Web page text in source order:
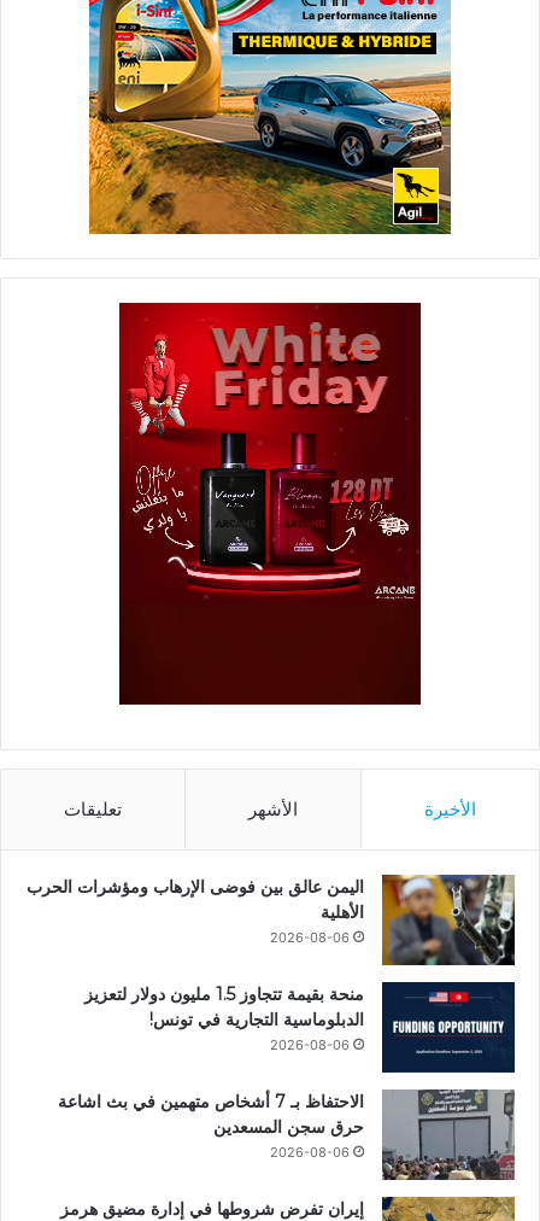
الأخيرة الأشهر تعليقات
اليمن عالق بين فوضى الإرهاب ومؤشرات الحرب
الأهلية
2026-08-06
منحة بقيمة تتجاوز 1.5 مليون دولار لتعزيز
الدبلوماسية التجارية في تونس!
2026-08-06
الاحتفاظ بـ 7 أشخاص متهمين في بث اشاعة
حرق سجن المسعدين
2026-08-06
إيران تفرض شروطها في إدارة مضيق هرمز